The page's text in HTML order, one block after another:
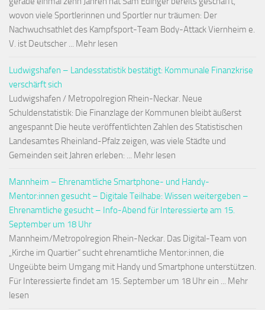
wovon viele Sportlerinnen und Sportler nur träumen: Der
Nachwuchsathlet des Kampfsport-Team Body-Attack Viernheim e.
V. ist Deutscher ... Mehr lesen
Ludwigshafen – Landesstatistik bestätigt: Kommunale Finanzkrise
verschärft sich
Ludwigshafen / Metropolregion Rhein-Neckar. Neue
Schuldenstatistik: Die Finanzlage der Kommunen bleibt äußerst
angespannt Die heute veröffentlichten Zahlen des Statistischen
Landesamtes Rheinland-Pfalz zeigen, was viele Städte und
Gemeinden seit Jahren erleben: ... Mehr lesen
Mannheim – Ehrenamtliche Smartphone- und Handy-
Mentor:innen gesucht – Digitale Teilhabe: Wissen weitergeben –
Ehrenamtliche gesucht – Info-Abend für Interessierte am 15.
September um 18 Uhr
Mannheim/Metropolregion Rhein-Neckar. Das Digital-Team von
„Kirche im Quartier“ sucht ehrenamtliche Mentor:innen, die
Ungeübte beim Umgang mit Handy und Smartphone unterstützen.
Für Interessierte findet am 15. September um 18 Uhr ein ... Mehr
lesen